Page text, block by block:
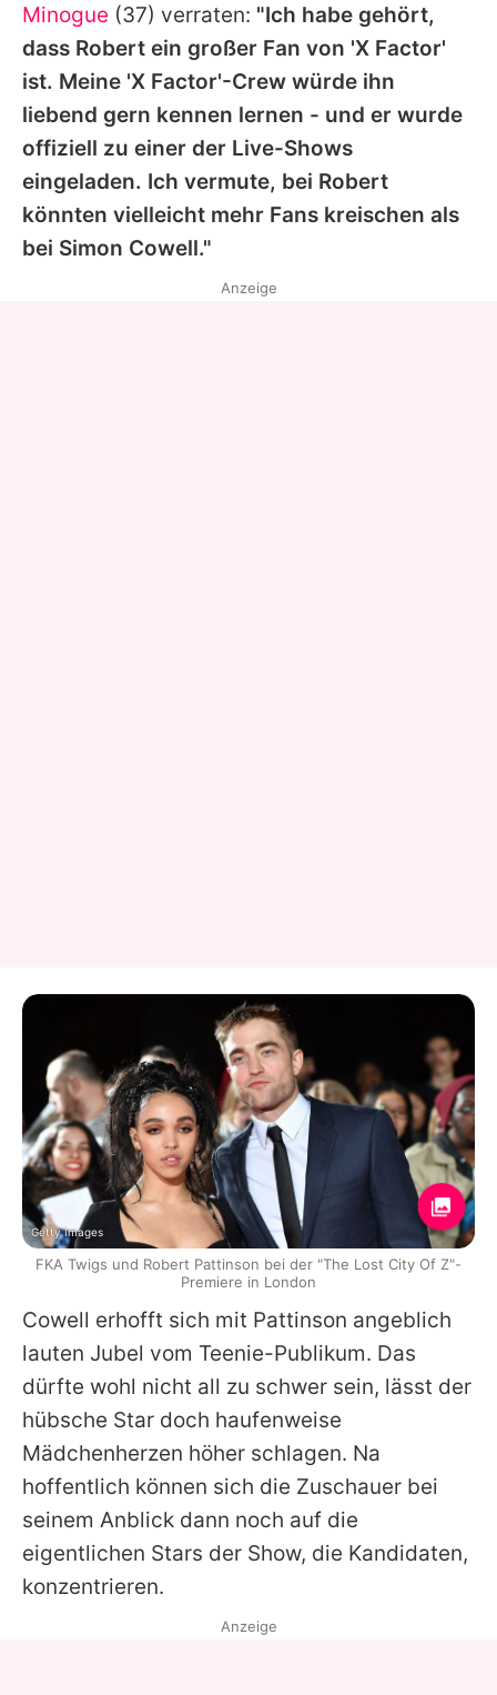
Minogue (37) verraten: "Ich habe gehört,
dass Robert ein großer Fan von 'X Factor'
ist. Meine 'X Factor'-Crew würde ihn
liebend gern kennen lernen - und er wurde
offiziell zu einer der Live-Shows
eingeladen. Ich vermute, bei Robert
könnten vielleicht mehr Fans kreischen als
bei Simon Cowell."
Cowell erhofft sich mit Pattinson angeblich
lauten Jubel vom Teenie-Publikum. Das
dürfte wohl nicht all zu schwer sein, lässt der
hübsche Star doch haufenweise
Mädchenherzen höher schlagen. Na
hoffentlich können sich die Zuschauer bei
seinem Anblick dann noch auf die
eigentlichen Stars der Show, die Kandidaten,
konzentrieren.
Anzeige
Getty Images
FKA Twigs und Robert Pattinson bei der "The Lost City Of Z"-
Premiere in London
Anzeige